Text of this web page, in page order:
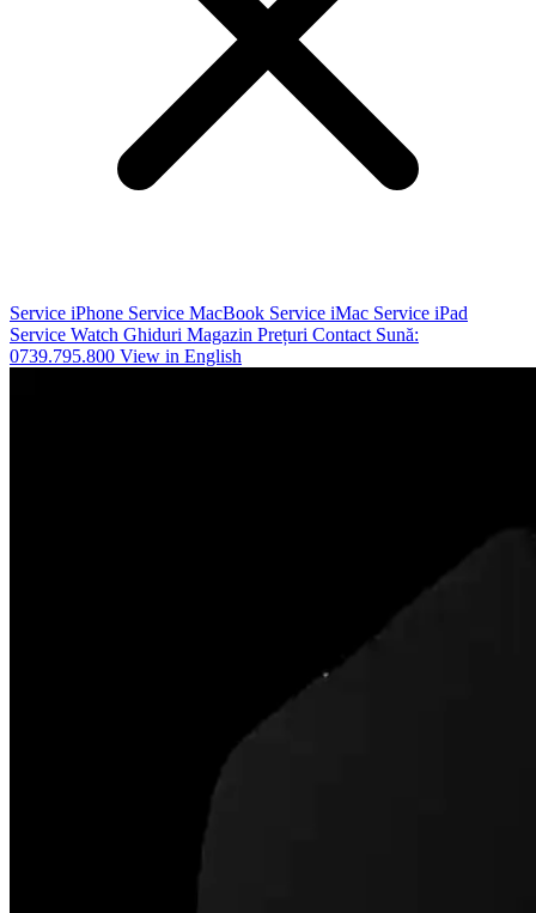
Service iPhone Service MacBook Service iMac Service iPad
Service Watch Ghiduri Magazin Prețuri Contact Sună:
0739.795.800 View in English